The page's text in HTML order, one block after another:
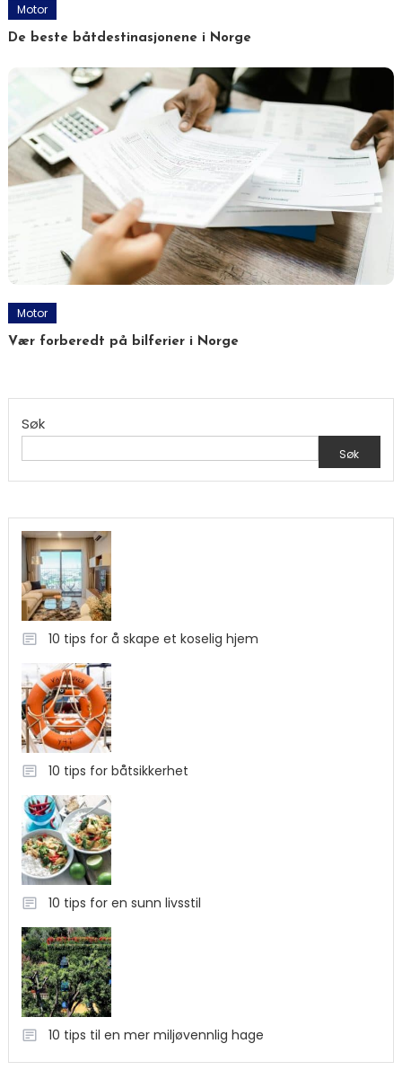
Motor
De beste båtdestinasjonene i Norge
Motor
Vær forberedt på bilferier i Norge
Søk
Søk
10 tips for å skape et koselig hjem
10 tips for båtsikkerhet
10 tips for en sunn livsstil
10 tips til en mer miljøvennlig hage